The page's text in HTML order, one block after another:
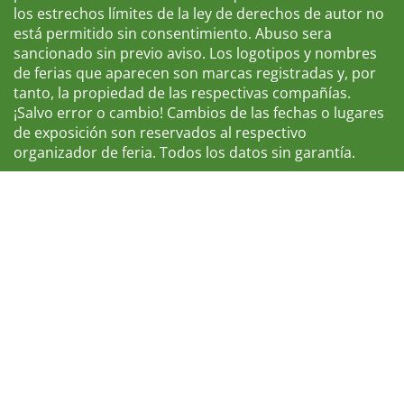
los estrechos límites de la ley de derechos de autor no
está permitido sin consentimiento. Abuso sera
sancionado sin previo aviso. Los logotipos y nombres
de ferias que aparecen son marcas registradas y, por
tanto, la propiedad de las respectivas compañías.
¡Salvo error o cambio! Cambios de las fechas o lugares
de exposición son reservados al respectivo
organizador de feria. Todos los datos sin garantía.